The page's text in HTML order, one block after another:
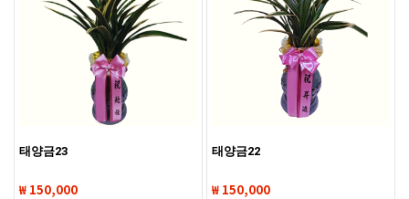
태양금23
₩ 150,000
태양금22
₩ 150,000